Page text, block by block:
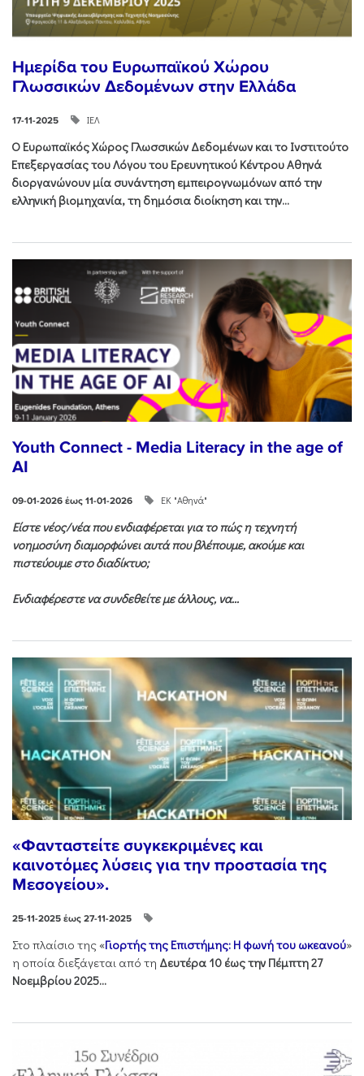
Ημερίδα του Ευρωπαϊκού Χώρου
Γλωσσικών Δεδομένων στην Ελλάδα
17-11-2025 ΙΕΛ
Ο Ευρωπαϊκός Χώρος Γλωσσικών Δεδομένων και το Ινστιτούτο
Επεξεργασίας του Λόγου του Ερευνητικού Κέντρου Αθηνά
διοργανώνουν μία συνάντηση εμπειρογνωμόνων από την
ελληνική βιομηχανία, τη δημόσια διοίκηση και την...
Youth Connect - Media Literacy in the age of
AI
09-01-2026 έως 11-01-2026 ΕΚ "Αθηνά"
Είστε νέος/νέα που ενδιαφέρεται για το πώς η τεχνητή
νοημοσύνη διαμορφώνει αυτά που βλέπουμε, ακούμε και
πιστεύουμε στο διαδίκτυο;
Ενδιαφέρεστε να συνδεθείτε με άλλους, να...
«Φανταστείτε συγκεκριμένες και
καινοτόμες λύσεις για την προστασία της
Μεσογείου».
25-11-2025 έως 27-11-2025
Στo πλαίσιo της «Γιορτής της Επιστήμης: Η φωνή του ωκεανού»
η οποία διεξάγεται από τη Δευτέρα 10 έως την Πέμπτη 27
Νοεμβρίου 2025...